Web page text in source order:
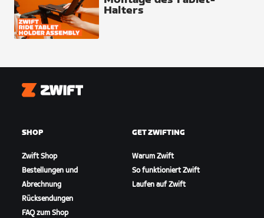
Halters
Zwift
SHOP
Zwift Shop
Bestellungen und
Abrechnung
Rücksendungen
FAQ zum Shop
GET ZWIFTING
Warum Zwift
So funktioniert Zwift
Laufen auf Zwift